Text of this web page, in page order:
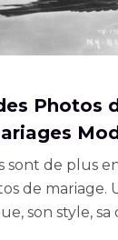
Photos
sont de plus
de
son style,